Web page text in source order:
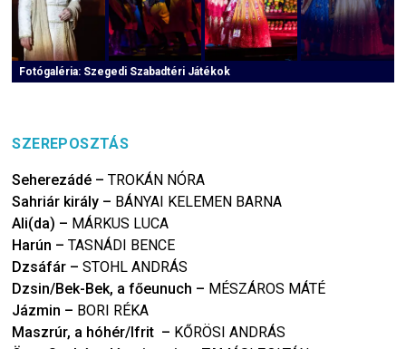
Fotógaléria: Szegedi Szabadtéri Játékok
SZEREPOSZTÁS
Seherezádé – TROKÁN NÓRA
Sahriár király – BÁNYAI KELEMEN BARNA
Ali(da) – MÁRKUS LUCA
Harún – TASNÁDI BENCE
Dzsáfár – STOHL ANDRÁS
Dzsin/Bek-Bek, a főeunuch – MÉSZÁROS MÁTÉ
Jázmin – BORI RÉKA
Maszrúr, a hóhér/Ifrit – KŐRÖSI ANDRÁS